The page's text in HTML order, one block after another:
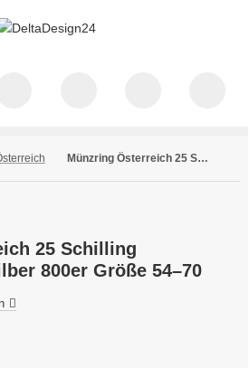
Münzring Österreich 25 Schilling Länderwappen Silber 800er Größe 54–70
25 Schilling
800er Größe 54–70